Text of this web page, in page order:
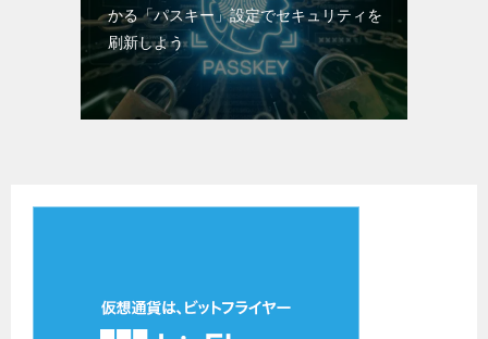
かる「パスキー」設定でセキュリティを
刷新しよう